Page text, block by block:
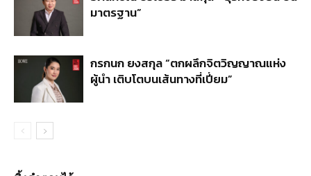
มาตรฐาน”
กรกนก ยงสกุล “ตกผลึกจิตวิญญาณแห่ง
ผู้นำ เติบโตบนเส้นทางที่เปี่ยม”